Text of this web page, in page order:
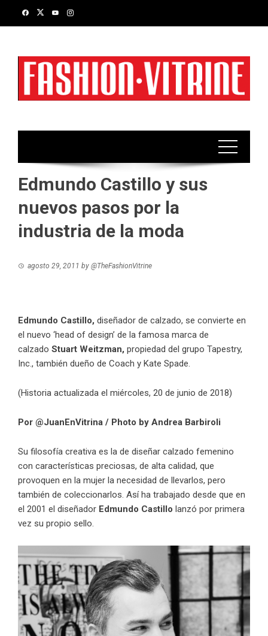
Edmundo Castillo y sus
nuevos pasos por la
industria de la moda
agosto 29, 2011 by @TheFashionVitrine
Edmundo Castillo, diseñador de calzado, se convierte en
el nuevo ‘head of design’ de la famosa marca de
calzado Stuart Weitzman, propiedad del grupo Tapestry,
Inc., también dueño de Coach y Kate Spade.
(Historia actualizada el miércoles, 20 de junio de 2018)
Por @JuanEnVitrina / Photo by Andrea Barbiroli
Su filosofía creativa es la de diseñar calzado femenino
con características preciosas, de alta calidad, que
provoquen en la mujer la necesidad de llevarlos, pero
también de coleccionarlos. Así ha trabajado desde que en
el 2001 el diseñador Edmundo Castillo lanzó por primera
vez su propio sello.